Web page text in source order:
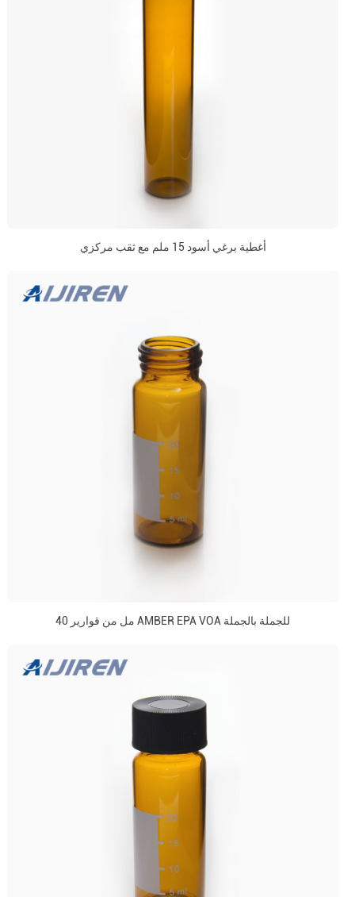
أغطية برغي أسود 15 ملم مع ثقب مركزي
40 مل من قوارير AMBER EPA VOA للجملة بالجملة